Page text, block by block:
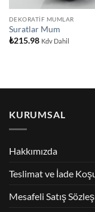
DEKORATIF MUMLAR
Suratlar Mum
₺215.98 Kdv Dahil
KURUMSAL
Hakkımızda
Teslimat ve İade
Mesafeli Satış